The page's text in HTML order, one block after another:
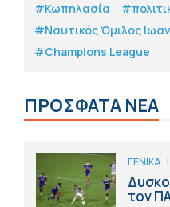
#Κωπηλασία
#Ναυτικός Όμιλος
#Champions League
ΠΡΟΣΦΑΤΑ ΝΕΑ
ΓΕΝΙΚΑ |
τον